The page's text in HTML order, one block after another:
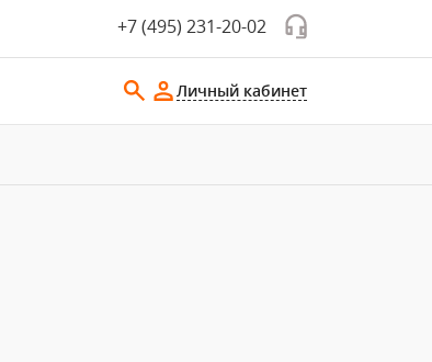
+7 (495) 231-20-02
Личный кабинет